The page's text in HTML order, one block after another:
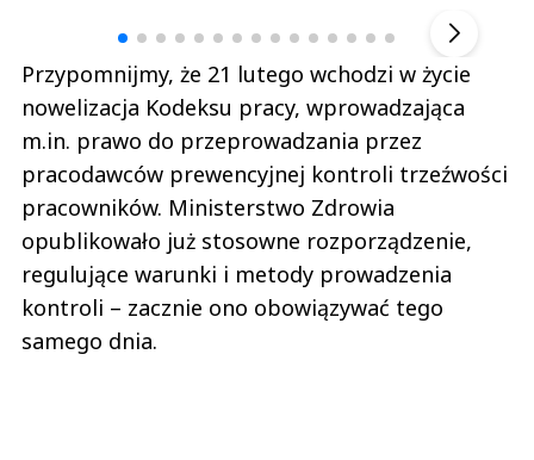
Przypomnijmy, że 21 lutego wchodzi w życie
nowelizacja Kodeksu pracy, wprowadzająca
m.in. prawo do przeprowadzania przez
pracodawców prewencyjnej kontroli trzeźwości
pracowników. Ministerstwo Zdrowia
opublikowało już stosowne rozporządzenie,
regulujące warunki i metody prowadzenia
kontroli – zacznie ono obowiązywać tego
samego dnia.